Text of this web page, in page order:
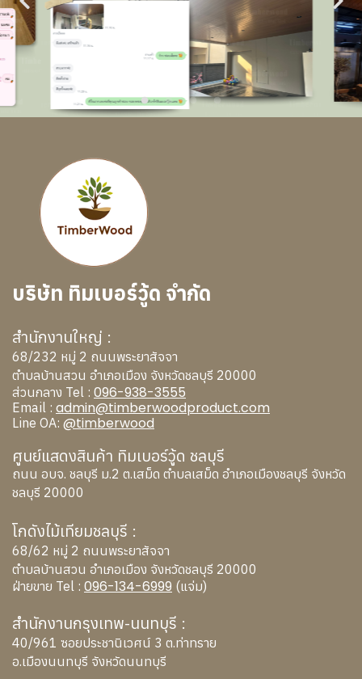
บริษัท ทิมเบอร์วู้ด จำกัด
สำนักงานใหญ่ :
68/232 หมู่ 2 ถนนพระยาสัจจา
ตำบลบ้านสวน อำเภอเมือง จังหวัดชลบุรี 20000
ส่วนกลาง Tel : 096-938-3555
Email : admin@timberwoodproduct.com
Line OA: @timberwood
ศูนย์แสดงสินค้า ทิมเบอร์วู้ด ชลบุรี
ถนน อบจ. ชลบุรี ม.2 ต.เสม็ด ตำบลเสม็ด อำเภอเมืองชลบุรี จังหวัด
ชลบุรี 20000
โกดังไม้เทียมชลบุรี :
68/62 หมู่ 2 ถนนพระยาสัจจา
ตำบลบ้านสวน อำเภอเมือง จังหวัดชลบุรี 20000
ฝ่ายขาย Tel : 096-134-6999 (แจ่ม)
สำนักงานกรุงเทพ-นนทบุรี :
40/961 ซอยประชานิเวศน์ 3 ต.ท่าทราย
อ.เมืองนนทบุรี จังหวัดนนทบุรี